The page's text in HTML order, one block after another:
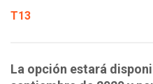
T13
La opción estará